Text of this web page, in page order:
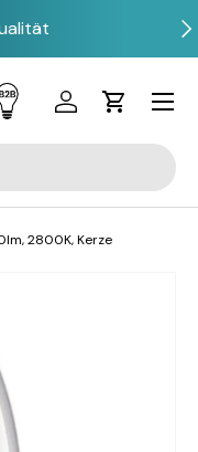
Einloggen
Menü
2800K, Kerze